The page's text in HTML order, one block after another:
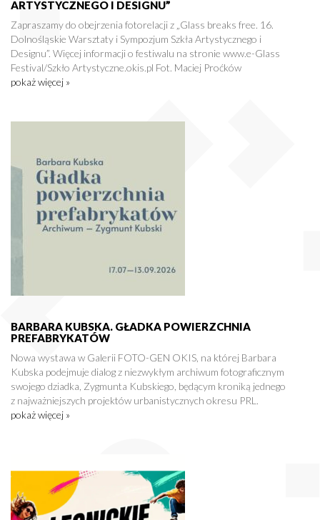
ARTYSTYCZNEGO I DESIGNU”
Zapraszamy do obejrzenia fotorelacji z „Glass breaks free. 16.
Dolnośląskie Warsztaty i Sympozjum Szkła Artystycznego i
Designu”. Więcej informacji o festiwalu na stronie www.e-Glass
Festival/Szkło Artystyczne.okis.pl Fot. Maciej Proćków
pokaż więcej »
BARBARA KUBSKA. GŁADKA POWIERZCHNIA
PREFABRYKATÓW
Nowa wystawa w Galerii FOTO-GEN OKIS, na której Barbara
Kubska podejmuje dialog z niezwykłym archiwum fotograficznym
swojego dziadka, Zygmunta Kubskiego, będącym kroniką jednego
z najważniejszych projektów urbanistycznych okresu PRL.
pokaż więcej »